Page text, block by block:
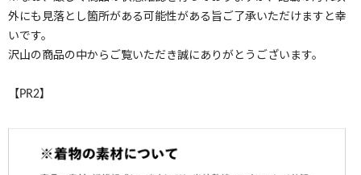
外にも見落とし箇所がある可能性がある旨ご了承いただけますと幸
いです。
沢山の商品の中からご覧いただき誠にありがとうございます。
【PR2】